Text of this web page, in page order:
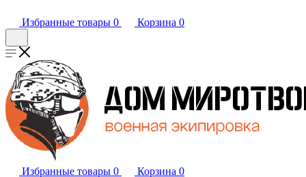
Избранные товары 0 Корзина 0
Избранные товары 0 Корзина 0